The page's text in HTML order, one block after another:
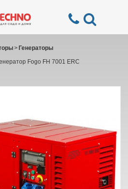
Генераторы
>
Fogo FH 7001 ERC